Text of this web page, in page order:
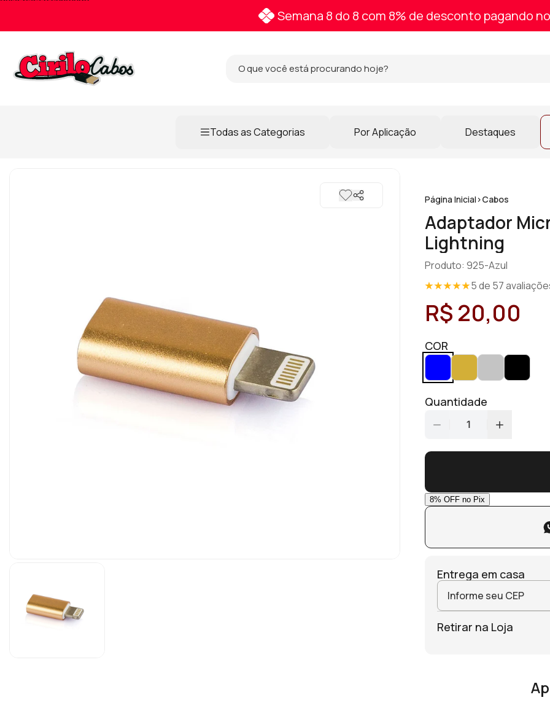
Semana 8 do 8 com 8% de desconto pagando
Todas as Categorias Por Aplicação Destaques
Página Inicial>Cabos
Adaptador
Lightning
Produto: 925-Azul
5 de 57
R$ 20,00
COR
Quantidade
1
Entrega em casa
Retirar na Loja